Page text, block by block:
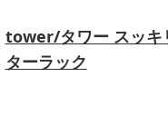
tower/タワー スッキ
ターラック